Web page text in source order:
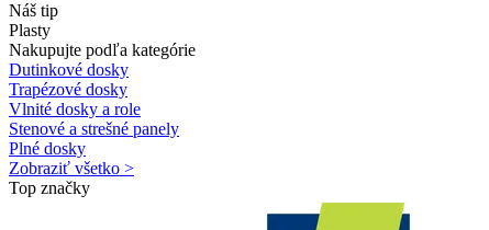
Náš tip
Plasty
Nakupujte podľa kategórie
Dutinkové dosky
Trapézové dosky
Vlnité dosky a role
Stenové a strešné panely
Plné dosky
Zobraziť všetko >
Top značky